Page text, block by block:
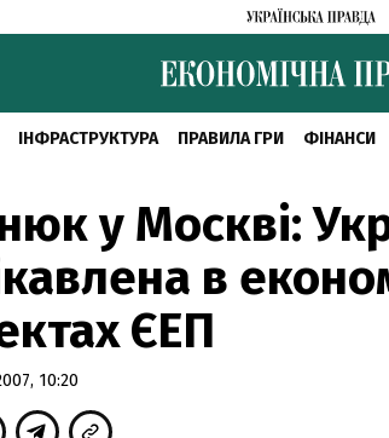
ІНФРАСТРУКТУРА ПРАВИЛА ГРИ ФІНАНСИ
у Москві:
в
ЄЕП
10:20